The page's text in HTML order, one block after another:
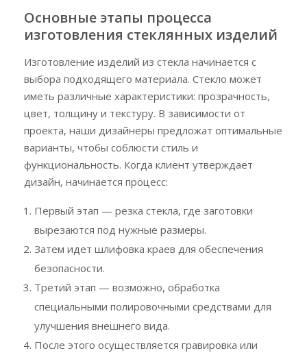
Основные этапы процесса
изготовления стеклянных изделий
Изготовление изделий из стекла начинается с
выбора подходящего материала. Стекло может
иметь различные характеристики: прозрачность,
цвет, толщину и текстуру. В зависимости от
проекта, наши дизайнеры предложат оптимальные
варианты, чтобы соблюсти стиль и
функциональность. Когда клиент утверждает
дизайн, начинается процесс:
Первый этап — резка стекла, где заготовки
вырезаются под нужные размеры.
Затем идет шлифовка краев для обеспечения
безопасности.
Третий этап — возможно, обработка
специальными полировочными средствами для
улучшения внешнего вида.
После этого осуществляется гравировка или